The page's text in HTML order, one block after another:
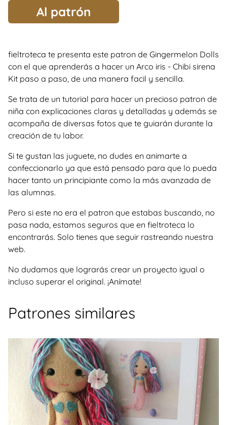
Al patrón
fieltroteca te presenta este patron de Gingermelon Dolls
con el que aprenderás a hacer un Arco iris - Chibi sirena
Kit paso a paso, de una manera facil y sencilla.
Se trata de un tutorial para hacer un precioso patron de
niña con explicaciones claras y detalladas y además se
acompaña de diversas fotos que te guiarán durante la
creación de tu labor.
Si te gustan las juguete, no dudes en animarte a
confeccionarlo ya que está pensado para que lo pueda
hacer tanto un principiante como la más avanzada de
las alumnas.
Pero si este no era el patron que estabas buscando, no
pasa nada, estamos seguros que en fieltroteca lo
encontrarás. Solo tienes que seguir rastreando nuestra
web.
No dudamos que lograrás crear un proyecto igual o
incluso superar el original. ¡Anímate!
Patrones similares